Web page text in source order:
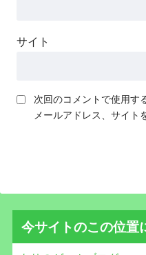
サイト
次回のコメントで使用す
メールアドレス、サイト
今サイトのこの位置